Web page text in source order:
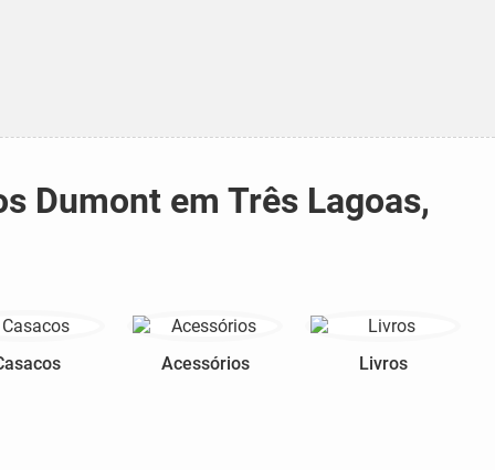
Dumont em Três Lagoas,
Acessórios Livros